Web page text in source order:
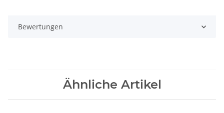
Bewertungen
Ähnliche Artikel